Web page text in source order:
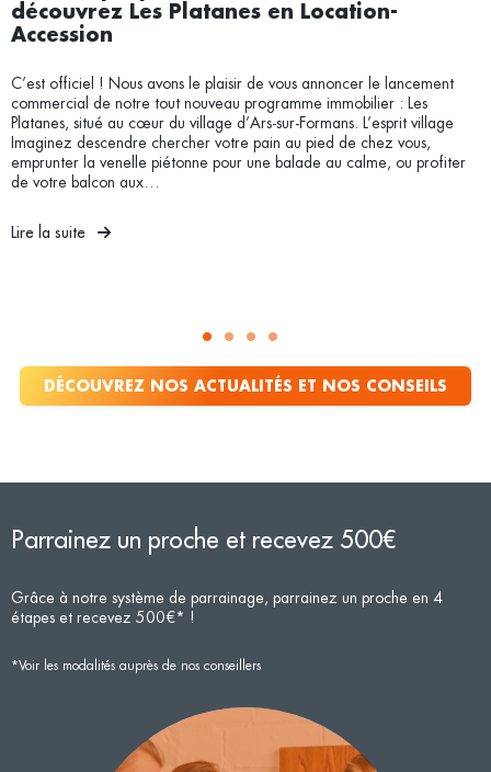
découvrez Les Platanes en Location-
Accession
C’est officiel ! Nous avons le plaisir de vous annoncer le lancement
commercial de notre tout nouveau programme immobilier : Les
Platanes, situé au cœur du village d’Ars-sur-Formans. L’esprit village
Imaginez descendre chercher votre pain au pied de chez vous,
emprunter la venelle piétonne pour une balade au calme, ou profiter
de votre balcon aux…
Lire la suite
DÉCOUVREZ NOS ACTUALITÉS ET NOS CONSEILS
Parrainez un proche et recevez 500€
Grâce à notre système de parrainage, parrainez un proche en 4
étapes et recevez 500€* !
*Voir les modalités auprès de nos conseillers